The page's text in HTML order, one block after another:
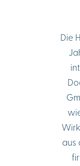
Die
aus